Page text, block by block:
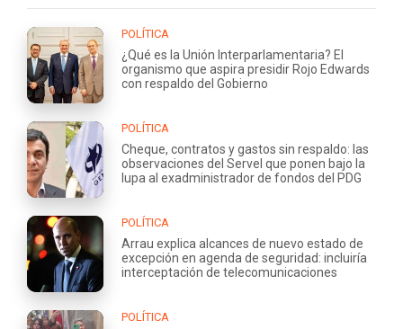
POLÍTICA
¿Qué es la Unión Interparlamentaria? El
organismo que aspira presidir Rojo Edwards
con respaldo del Gobierno
POLÍTICA
Cheque, contratos y gastos sin respaldo: las
observaciones del Servel que ponen bajo la
lupa al exadministrador de fondos del PDG
POLÍTICA
Arrau explica alcances de nuevo estado de
excepción en agenda de seguridad: incluiría
interceptación de telecomunicaciones
POLÍTICA